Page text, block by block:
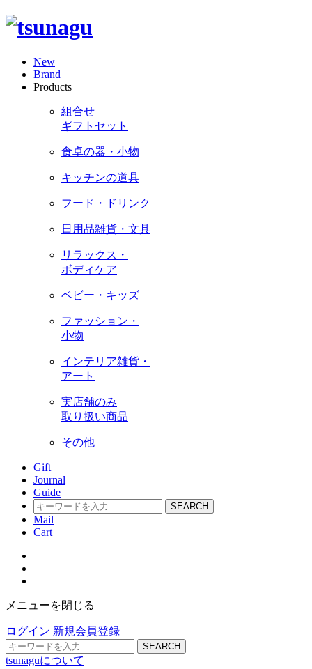
New
Brand
Products
組合せ
ギフトセット
食卓の器・小物
キッチンの道具
フード・ドリンク
日用品雑貨・文具
リラックス・
ボディケア
ベビー・キッズ
ファッション・
小物
インテリア雑貨・
アート
実店舗のみ
取り扱い商品
その他
Gift
Journal
Guide
SEARCH
Mail
Cart
メニューを閉じる
ログイン 新規会員登録
SEARCH
tsunaguについて